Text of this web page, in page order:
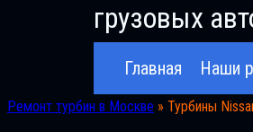
грузовых
Главная Наши
Ремонт турбин в Москве » Турбины